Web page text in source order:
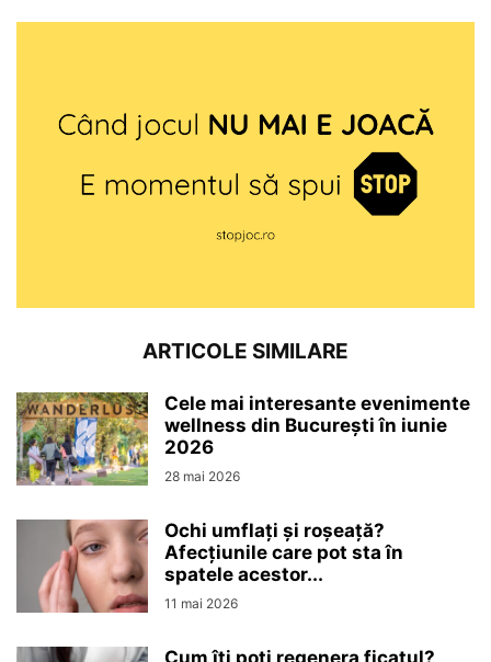
ARTICOLE SIMILARE
Cele mai interesante evenimente
wellness din București în iunie
2026
28 mai 2026
Ochi umflați și roșeață?
Afecțiunile care pot sta în
spatele acestor...
11 mai 2026